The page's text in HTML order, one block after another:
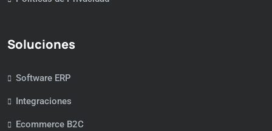
Soluciones
Software ERP
Integraciones
Ecommerce B2C